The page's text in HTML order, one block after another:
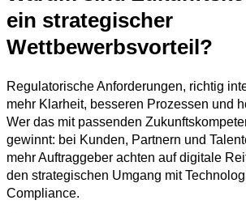
ein strategischer
Wettbewerbsvorteil?
Regulatorische Anforderungen, richtig
mehr Klarheit, besseren Prozessen und
Wer das mit passenden
gewinnt: bei Kunden, Partnern und
mehr Auftraggeber achten auf digitale
den strategischen Umgang mit
Compliance.